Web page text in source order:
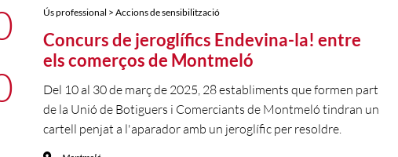
Ús professional > Accions de sensibilització
Concurs de jeroglífics Endevina-la! entre
els comerços de Montmeló
Del 10 al 30 de març de 2025, 28 establiments que formen part
de la Unió de Botiguers i Comerciants de Montmeló tindran un
cartell penjat a l'aparador amb un jeroglífic per resoldre.